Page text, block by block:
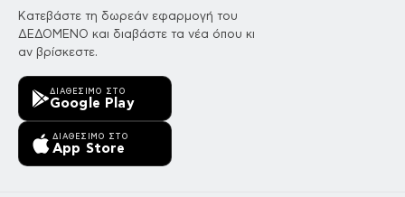
Κατεβάστε τη δωρεάν εφαρμογή του
ΔΕΔΟΜΕΝΟ και διαβάστε τα νέα όπου κι
αν βρίσκεστε.
ΔΙΑΘΈΣΙΜΟ ΣΤΟ
Google Play
ΔΙΑΘΈΣΙΜΟ ΣΤΟ
App Store